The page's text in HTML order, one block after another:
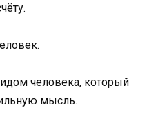
человека, который
мысль.